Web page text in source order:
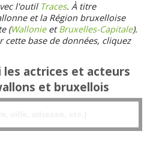
l'outil Traces. À titre
et la Région bruxelloise
(WallonieetBruxelles-Capitale).
base de données, cliquez
les actrices et acteurs
et bruxellois